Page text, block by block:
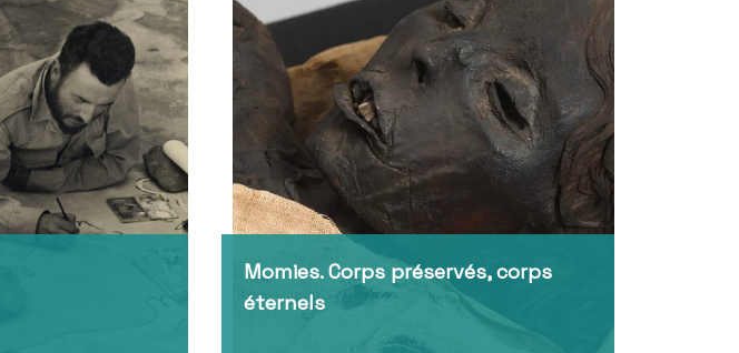
Momies. Corps préservés, corps
éternels